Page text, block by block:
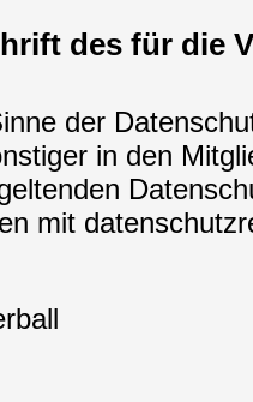
des für die
der
in den
mit